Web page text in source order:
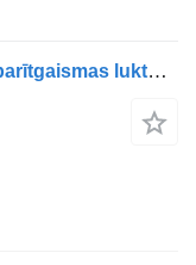
1.8 Hybrid (ZVW3_) 8155147122 gabarītgaismas lukturis paredzēts Toyota PRIUS (_W3_) automašīnas